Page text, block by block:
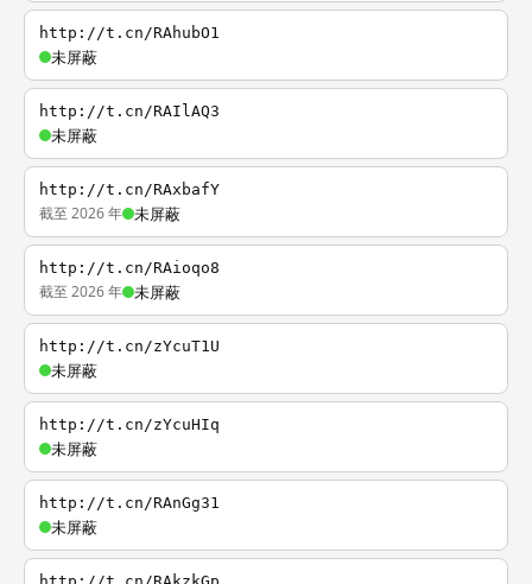
http://t.cn/RAhubO1
未屏蔽
http://t.cn/RAIlAQ3
未屏蔽
http://t.cn/RAxbafY
截至 2026 年 未屏蔽
http://t.cn/RAioqo8
截至 2026 年 未屏蔽
http://t.cn/zYcuT1U
未屏蔽
http://t.cn/zYcuHIq
未屏蔽
http://t.cn/RAnGg31
未屏蔽